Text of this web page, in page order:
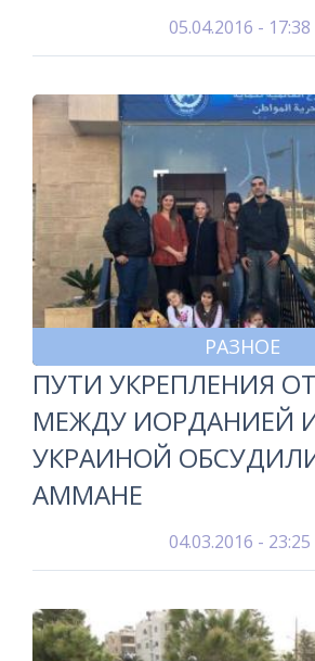
05.04.2016 - 17:38
РАЗНОЕ
ПУТИ УКРЕПЛЕНИЯ
МЕЖДУ ИОРДАНИЕЙ
УКРАИНОЙ
АММАНЕ
04.03.2016 - 23:25